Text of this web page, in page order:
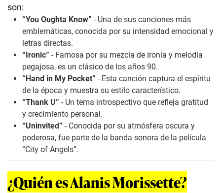
son:
“You Oughta Know” - Una de sus canciones más
emblemáticas, conocida por su intensidad emocional y
letras directas.
“Ironic” - Famosa por su mezcla de ironía y melodía
pegajosa, es un clásico de los años 90.
“Hand in My Pocket” - Esta canción captura el espíritu
de la época y muestra su estilo característico.
“Thank U” - Un tema introspectivo que refleja gratitud
y crecimiento personal.
“Uninvited” - Conocida por su atmósfera oscura y
poderosa, fue parte de la banda sonora de la película
“City of Angels”.
¿Quién es Alanis Morissette?